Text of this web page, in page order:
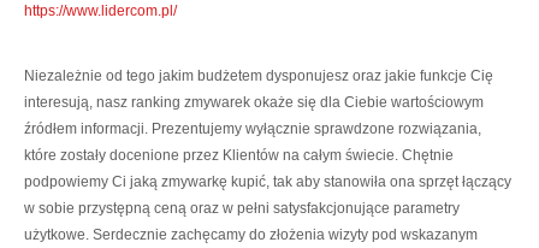
https://www.lidercom.pl/
Niezależnie od tego jakim budżetem dysponujesz oraz jakie funkcje Cię
interesują, nasz ranking zmywarek okaże się dla Ciebie wartościowym
źródłem informacji. Prezentujemy wyłącznie sprawdzone rozwiązania,
które zostały docenione przez Klientów na całym świecie. Chętnie
podpowiemy Ci jaką zmywarkę kupić, tak aby stanowiła ona sprzęt łączący
w sobie przystępną ceną oraz w pełni satysfakcjonujące parametry
użytkowe. Serdecznie zachęcamy do złożenia wizyty pod wskazanym